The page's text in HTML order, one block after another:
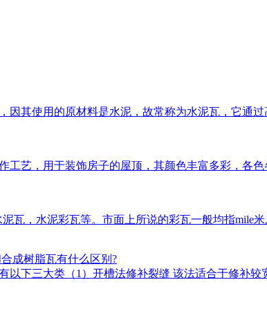
因其使用的原材料是水泥，故常称为水泥瓦，它通
工艺，用于装饰房子的屋顶，其颜色丰富多彩，各
瓦，水泥彩瓦等。市面上所说的彩瓦一般均指mile
成树脂瓦有什么区别?
以下三大类（1）开槽法修补裂缝 该法适合于修补较